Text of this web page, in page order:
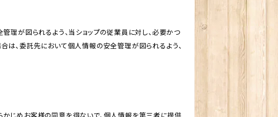
理が図られるよう、当ショップの従業員に対し、必要かつ
は、委託先において個人情報の安全管理が図られるよう、
かじめお客様の同意を得ないで、個人情報を第三者に提供